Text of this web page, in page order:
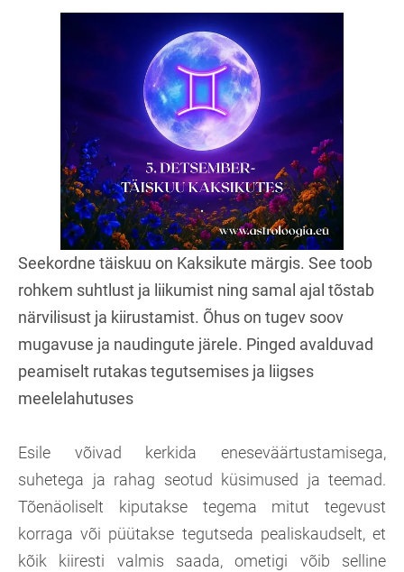
Seekordne täiskuu on Kaksikute märgis. See toob
rohkem suhtlust ja liikumist ning samal ajal tõstab
närvilisust ja kiirustamist. Õhus on tugev soov
mugavuse ja naudingute järele. Pinged avalduvad
peamiselt rutakas tegutsemises ja liigses
meelelahutuses
Esile võivad kerkida eneseväärtustamisega,
suhetega ja rahag seotud küsimused ja teemad.
Tõenäoliselt kiputakse tegema mitut tegevust
korraga või püütakse tegutseda pealiskaudselt, et
kõik kiiresti valmis saada, ometigi võib selline